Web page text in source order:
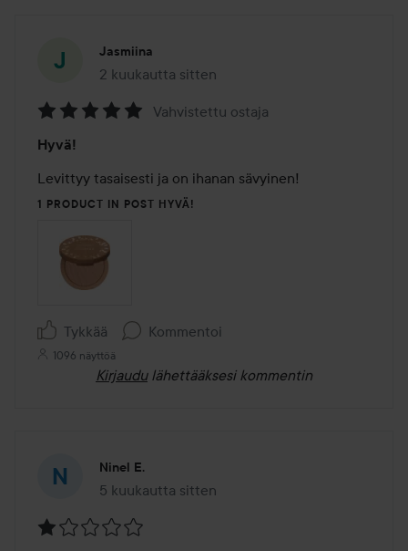
Jasmiina
2 kuukautta sitten
Viesti luotiin 2 kuukautta sitten
5
/
5
Vahvistettu ostaja
Hyvä!
Levittyy tasaisesti ja on ihanan sävyinen!
1 PRODUCT IN POST HYVÄ!
Tykkää Kommentoi
1096 näyttöä
Kirjaudu lähettääksesi kommentin
Ninel E.
5 kuukautta sitten
Viesti luotiin 5 kuukautta sitten